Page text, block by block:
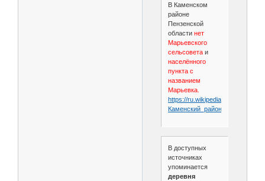
В Каменском
районе
Пензенской
области нет
Марьевского
сельсоветаи
населённого
пункта с
названием
Марьевка.
https://ru.wikipedia.org/wiki/
Каменский_район_
В доступных
источниках
упоминается
деревня